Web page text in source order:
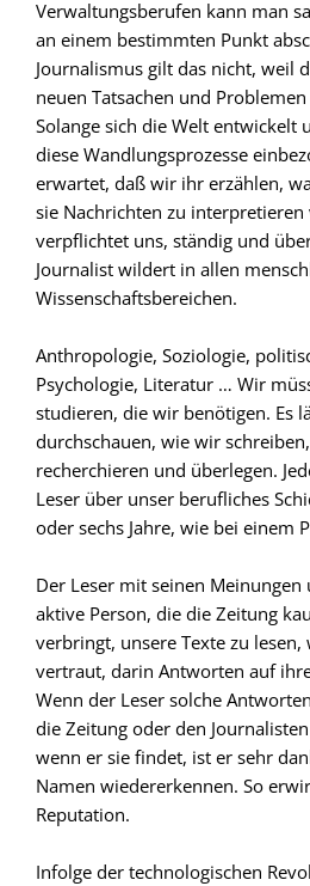
Verwaltungsberufen kann man
an einem bestimmten Punkt
Journalismus gilt das nicht, weil
neuen Tatsachen und
Solange sich die Welt entwickelt
diese Wandlungsprozesse
erwartet, daß wir ihr erzählen,
sie Nachrichten zu interpretieren
verpflichtet uns, ständig und
Journalist wildert in allen
Wissenschaftsbereichen.
Anthropologie, Soziologie,
Psychologie, Literatur … Wir
studieren, die wir benötigen. Es
durchschauen, wie wir
recherchieren und überlegen.
Leser über unser berufliches
oder sechs Jahre, wie bei einem
Der Leser mit seinen
aktive Person, die die Zeitung
verbringt, unsere Texte zu lesen,
vertraut, darin Antworten auf
Wenn der Leser solche
die Zeitung oder den
wenn er sie findet, ist er sehr
Namen wiedererkennen. So
Reputation.
Infolge der technologischen